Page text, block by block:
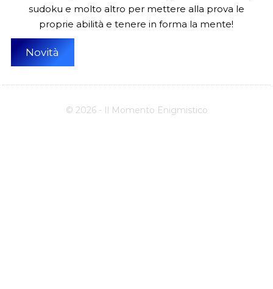
sudoku e molto altro per mettere alla prova le
proprie abilità e tenere in forma la mente!
Novità
© 2026 - Il Momento Enigmistico